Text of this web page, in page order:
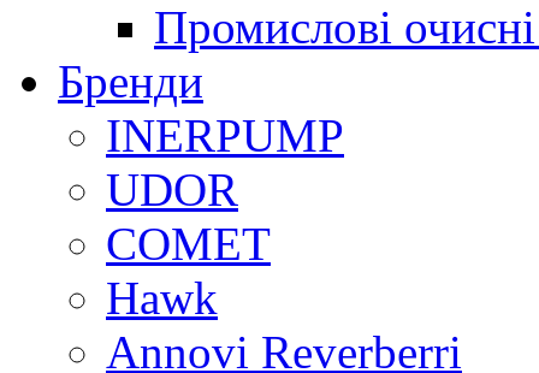
Промислові
Бренди
INERPUMP
UDOR
COMET
Hawk
Annovi Reverberri